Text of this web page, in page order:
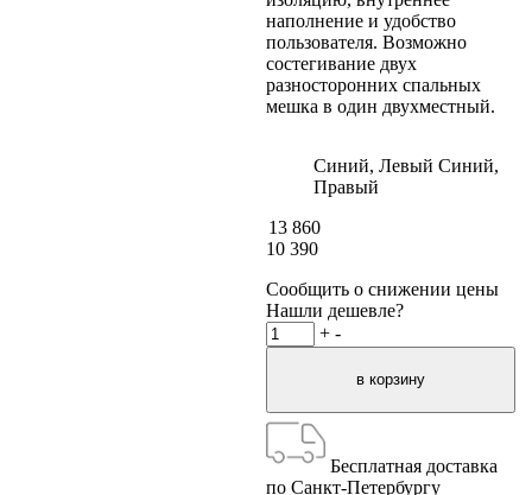
наполнение и удобство
пользователя. Возможно
состегивание двух
разносторонних спальных
мешка в один двухместный.
Синий, Левый Синий,
Правый
13 860
10 390
Сообщить о снижении цены
Нашли дешевле?
+ -
Бесплатная доставка
по Санкт-Петербургу